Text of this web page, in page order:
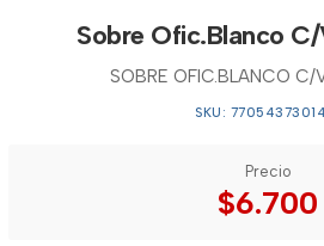
Sobre Ofic.Blanco
SOBRE OFIC.BLANCO C/
SKU:
Precio
$6.700